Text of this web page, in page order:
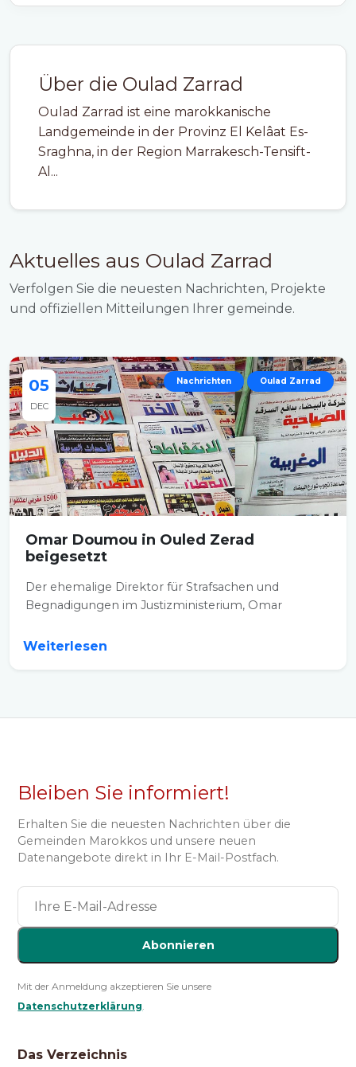
Über die Oulad Zarrad
Oulad Zarrad ist eine marokkanische
Landgemeinde in der Provinz El Kelâat Es-
Sraghna, in der Region Marrakesch-Tensift-
Al...
Aktuelles aus Oulad Zarrad
Verfolgen Sie die neuesten Nachrichten, Projekte
und offiziellen Mitteilungen Ihrer gemeinde.
05
DEC
Nachrichten Oulad Zarrad
Omar Doumou in Ouled Zerad
beigesetzt
Der ehemalige Direktor für Strafsachen und
Begnadigungen im Justizministerium, Omar
Weiterlesen
Bleiben Sie informiert!
Erhalten Sie die neuesten Nachrichten über die
Gemeinden Marokkos und unsere neuen
Datenangebote direkt in Ihr E-Mail-Postfach.
Abonnieren
Mit der Anmeldung akzeptieren Sie unsere
Datenschutzerklärung.
Das Verzeichnis